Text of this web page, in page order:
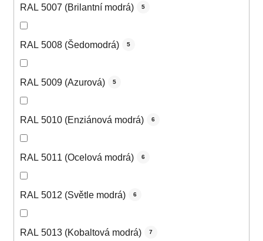
RAL 5007 (Brilantní modrá) 5
RAL 5008 (Šedomodrá) 5
RAL 5009 (Azurová) 5
RAL 5010 (Enziánová modrá) 6
RAL 5011 (Ocelová modrá) 6
RAL 5012 (Světle modrá) 6
RAL 5013 (Kobaltová modrá) 7